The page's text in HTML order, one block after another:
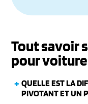
Tout savoir
pour voiture
QUELLE EST LA
PIVOTANT ET UN